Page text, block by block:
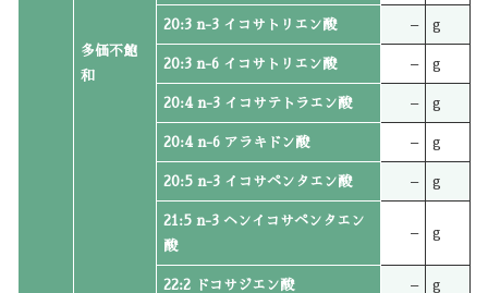
多価不飽
和
20:3 n-3 イコサトリエン酸 – g
20:3 n-6 イコサトリエン酸 – g
20:4 n-3 イコサテトラエン酸 – g
20:4 n-6 アラキドン酸 – g
20:5 n-3 イコサペンタエン酸 – g
21:5 n-3 ヘンイコサペンタエン
酸
– g
22:2 ドコサジエン酸 – g